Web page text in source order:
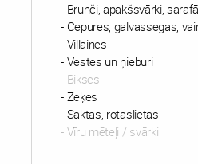
Brunči, apakšsvārki,
Cepures, galvassegas,
Villaines
Vestes un ņieburi
Bikses
Zeķes
Saktas, rotaslietas
Vīru mēteļi / svārki